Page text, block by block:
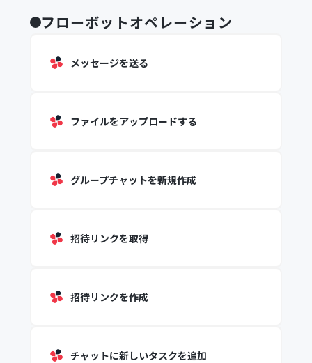
フローボットオペレーション
メッセージを送る
ファイルをアップロードする
グループチャットを新規作成
招待リンクを取得
招待リンクを作成
チャットに新しいタスクを追加